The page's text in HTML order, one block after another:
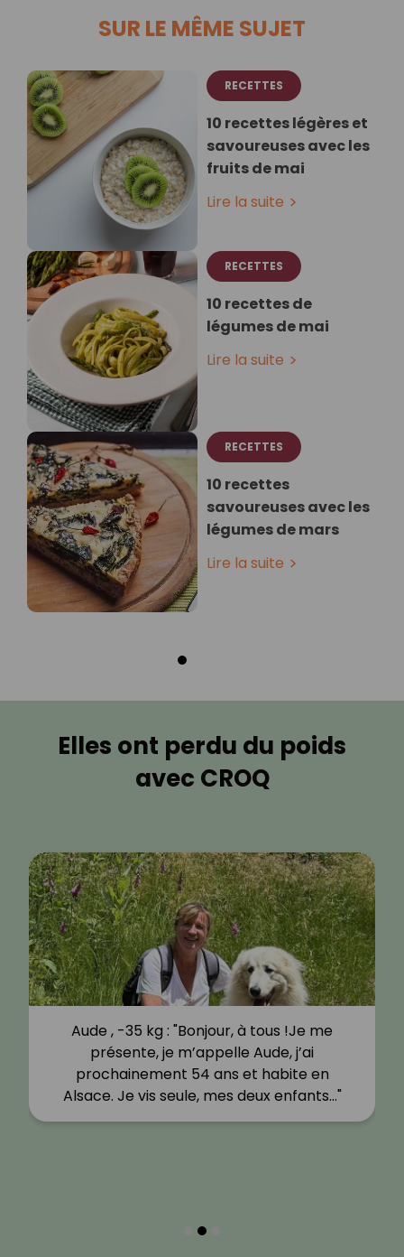
SUR LE MÊME SUJET
RECETTES
10 recettes légères et
savoureuses avec les
fruits de mai
Lire la suite
RECETTES
10 recettes de
légumes de mai
Lire la suite
RECETTES
10 recettes
savoureuses avec les
légumes de mars
Lire la suite
Elles ont perdu du poids
avec CROQ
Aude , -35 kg : "Bonjour, à tous !Je me
présente, je m’appelle Aude, j’ai
prochainement 54 ans et habite en
Alsace. Je vis seule, mes deux enfants…"